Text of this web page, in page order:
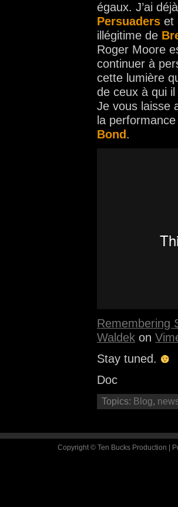
égaux. J’ai
Persuaders et
illégitime de
Roger Moore
continuer à
cette lumière
de ceux à qui
Je vous laisse
la
Bond .
Remembering
Waldek on
Stay tuned.
Doc
Topics: Blog,
Copyright © Ten Bucks Production |